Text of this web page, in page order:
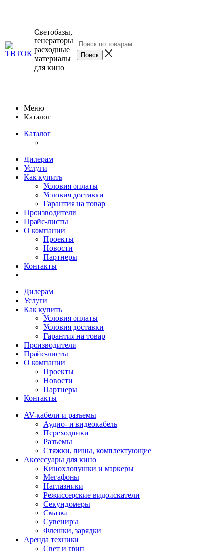
Светобазы,
генераторы,
расходные
материалы
для кино
Меню
Каталог
Каталог
Дилерам
Услуги
Как купить
Условия оплаты
Условия доставки
Гарантия на товар
Производители
Прайс-листы
О компании
Проекты
Новости
Партнеры
Контакты
Дилерам
Услуги
Как купить
Условия оплаты
Условия доставки
Гарантия на товар
Производители
Прайс-листы
О компании
Проекты
Новости
Партнеры
Контакты
AV-кабели и разъемы
Аудио- и видеокабель
Переходники
Разъемы
Стяжки, пины, комплектующие
Аксессуары для кино
Кинохлопушки и маркеры
Мегафоны
Наглазники
Режиссерские видоискатели
Секундомеры
Смазка
Сувениры
Флешки, зарядки
Аренда техники
Свет и грип